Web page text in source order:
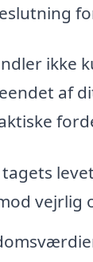
ikke
af
vejrlig